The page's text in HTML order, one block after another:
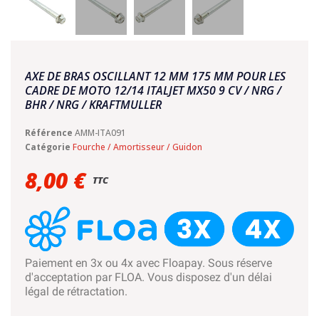
AXE DE BRAS OSCILLANT 12 MM 175 MM POUR LES
CADRE DE MOTO 12/14 ITALJET MX50 9 CV / NRG /
BHR / NRG / KRAFTMULLER
Référence AMM-ITA091
Catégorie Fourche / Amortisseur / Guidon
8,00 € TTC
Paiement en 3x ou 4x avec Floapay. Sous réserve
d'acceptation par FLOA. Vous disposez d'un délai
légal de rétractation.